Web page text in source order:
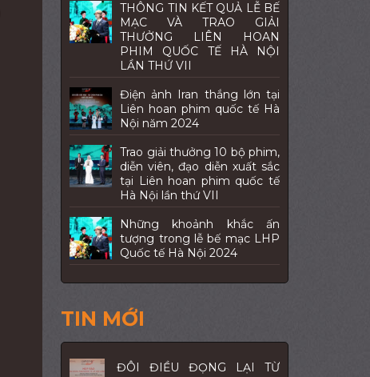
THÔNG TIN KẾT QUẢ LỄ BẾ
MẠC VÀ TRAO GIẢI
THƯỞNG LIÊN HOAN
PHIM QUỐC TẾ HÀ NỘI
LẦN THỨ VII
Điện ảnh Iran thắng lớn tại
Liên hoan phim quốc tế Hà
Nội năm 2024
Trao giải thưởng 10 bộ phim,
diễn viên, đạo diễn xuất sắc
tại Liên hoan phim quốc tế
Hà Nội lần thứ VII
Những khoảnh khắc ấn
tượng trong lễ bế mạc LHP
Quốc tế Hà Nội 2024
TIN MỚI
ĐÔI ĐIỀU ĐỌNG LẠI TỪ